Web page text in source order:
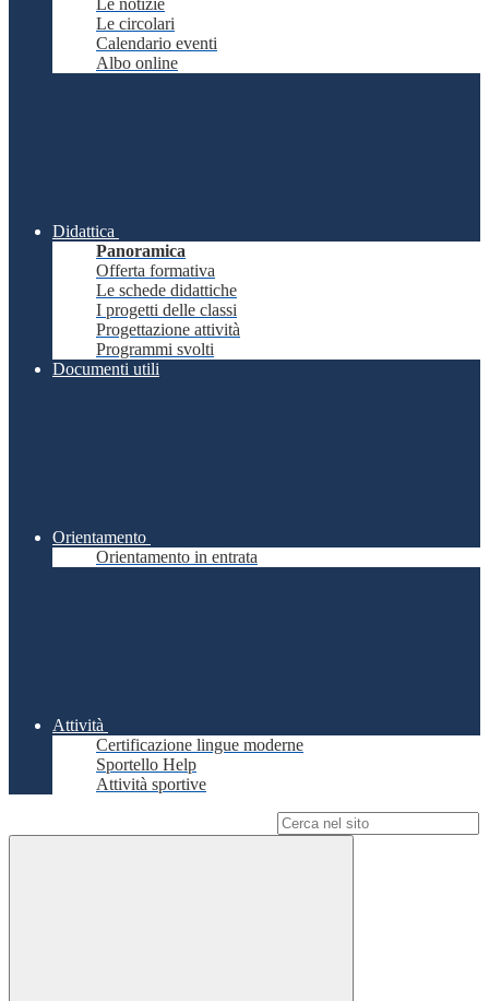
Le notizie
Le circolari
Calendario eventi
Albo online
Didattica
Panoramica
Offerta formativa
Le schede didattiche
I progetti delle classi
Progettazione attività
Programmi svolti
Documenti utili
Orientamento
Orientamento in entrata
Attività
Certificazione lingue moderne
Sportello Help
Attività sportive